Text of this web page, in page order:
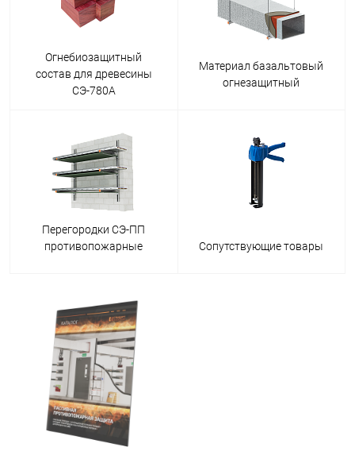
Огнебиозащитный
состав для древесины
СЭ-780А
Материал базальтовый
огнезащитный
Перегородки СЭ-ПП
противопожарные
Сопутствующие товары